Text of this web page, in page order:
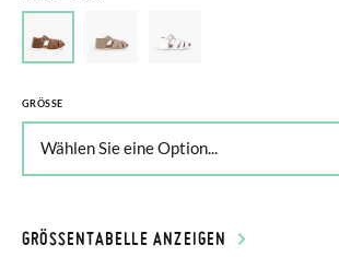
GRÖSSE
GRÖSSENTABELLE ANZEIGEN